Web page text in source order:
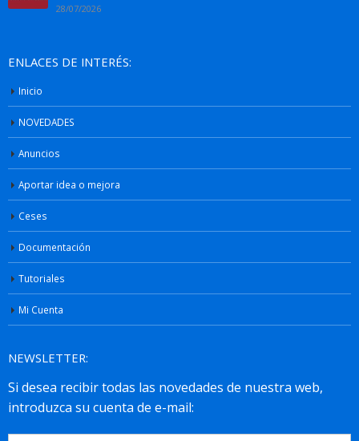
28/07/2026
ENLACES DE INTERÉS:
Inicio
NOVEDADES
Anuncios
Aportar idea o mejora
Ceses
Documentación
Tutoriales
Mi Cuenta
NEWSLETTER: